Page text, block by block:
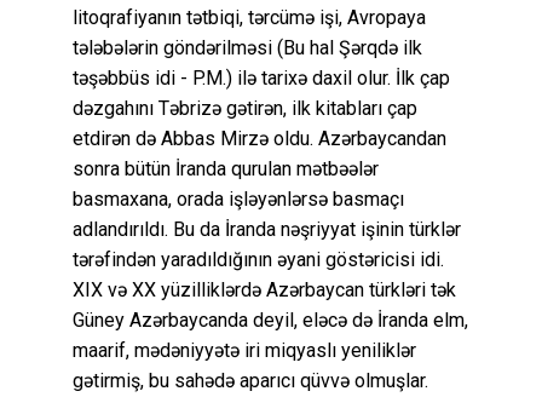
litoqrafiyanın tətbiqi, tərcümə işi, Avropaya
tələbələrin göndərilməsi (Bu hal Şərqdə ilk
təşəbbüs idi - P.M.) ilə tarixə daxil olur. İlk çap
dəzgahını Təbrizə gətirən, ilk kitabları çap
etdirən də Abbas Mirzə oldu. Azərbaycandan
sonra bütün İranda qurulan mətbəələr
basmaxana, orada işləyənlərsə basmaçı
adlandırıldı. Bu da İranda nəşriyyat işinin türklər
tərəfindən yaradıldığının əyani göstəricisi idi.
XIX və XX yüzilliklərdə Azərbaycan türkləri tək
Güney Azərbaycanda deyil, eləcə də İranda elm,
maarif, mədəniyyətə iri miqyaslı yeniliklər
gətirmiş, bu sahədə aparıcı qüvvə olmuşlar.